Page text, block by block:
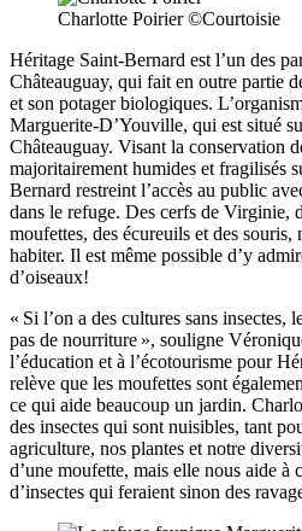
Charlotte Poirier ©Courtoisie
Héritage Saint-Bernard est l’un des
Châteauguay, qui fait en outre partie
et son potager biologiques.
Marguerite-D’Youville, qui est situé
Châteauguay. Visant la conservation
majoritairement humides et fragilisés
Bernard restreint l’accès au public
dans le refuge. Des cerfs de Virginie,
moufettes, des écureuils et des souris,
habiter. Il est même possible d’y
d’oiseaux!
« Si l’on a des cultures sans insectes,
pas de nourriture », souligne
l’éducation et à l’écotourisme pour
relève que les moufettes sont
ce qui aide beaucoup un jardin.
des insectes qui sont nuisibles, tant
agriculture, nos plantes et notre
d’une moufette, mais elle nous aide à
d’insectes qui feraient sinon des